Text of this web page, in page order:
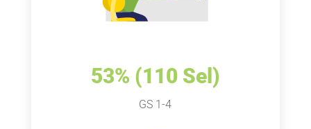
53% (110 Sel)
GS 1-4